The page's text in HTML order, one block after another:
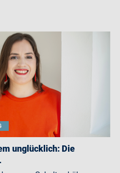
unglücklich: Die